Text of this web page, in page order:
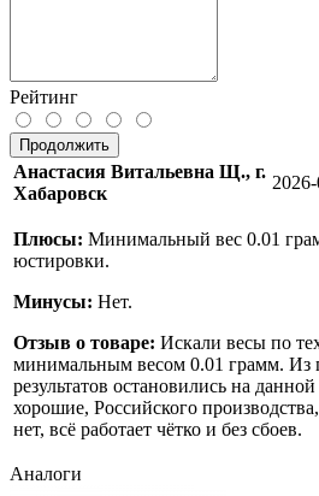
Рейтинг
Продолжить
Анастасия Витальевна Щ., г.
Хабаровск
Плюсы: Минимальный вес 0.01
юстировки.
Минусы: Нет.
Отзыв о товаре: Искали весы по
минимальным весом 0.01 грамм. Из
результатов остановились на
хорошие, Российского
нет, всё работает чётко и без сбоев.
Аналоги